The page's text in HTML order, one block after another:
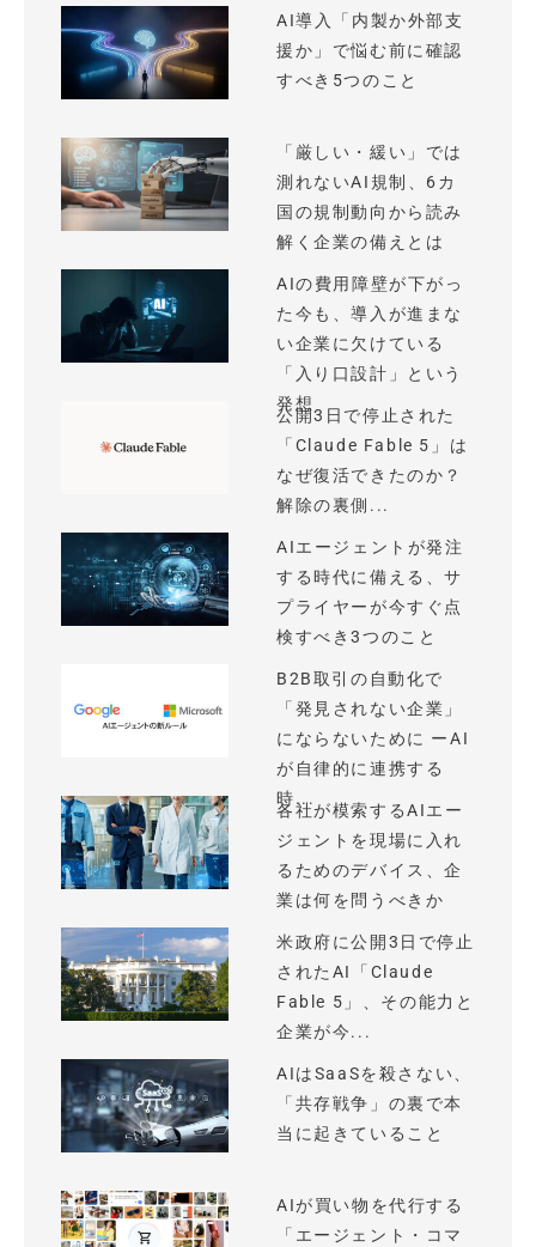
AI導入「内製か外部支
援か」で悩む前に確認
すべき5つのこと
「厳しい・緩い」では
測れないAI規制、6カ
国の規制動向から読み
解く企業の備えとは
AIの費用障壁が下がっ
た今も、導入が進まな
い企業に欠けている
「入り口設計」という
発想
公開3日で停止された
「Claude Fable 5」は
なぜ復活できたのか？
解除の裏側...
AIエージェントが発注
する時代に備える、サ
プライヤーが今すぐ点
検すべき3つのこと
B2B取引の自動化で
「発見されない企業」
にならないために ーAI
が自律的に連携する
時...
各社が模索するAIエー
ジェントを現場に入れ
るためのデバイス、企
業は何を問うべきか
米政府に公開3日で停止
されたAI「Claude
Fable 5」、その能力と
企業が今...
AIはSaaSを殺さない、
「共存戦争」の裏で本
当に起きていること
AIが買い物を代行する
「エージェント・コマ